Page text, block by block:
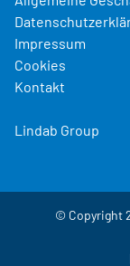
Impressum
Cookies
Kontakt
Lindab Group
© Copyright